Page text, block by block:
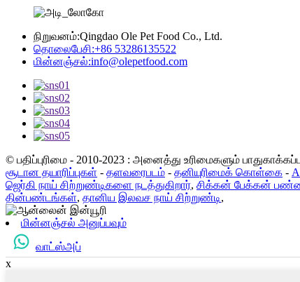
நிறுவனம்:Qingdao Ole Pet Food Co., Ltd.
தொலைபேசி:+86 53286135522
மின்னஞ்சல்:info@olepetfood.com
© பதிப்புரிமை - 2010-2023 : அனைத்து உரிமைகளும்
சூடான தயாரிப்புகள் - தளவரைபடம் - தனியுரிமைக் கொள்கை -
ஜெர்கி நாய் சிற்றுண்டிகளை நடத்துகிறார், சிக்கன் பேக்கன்
தின்பண்டங்கள், தானிய இலவச நாய் சிற்றுண்டி,
மின்னஞ்சல் அனுப்பவும்
வாட்ஸ்அப்
x